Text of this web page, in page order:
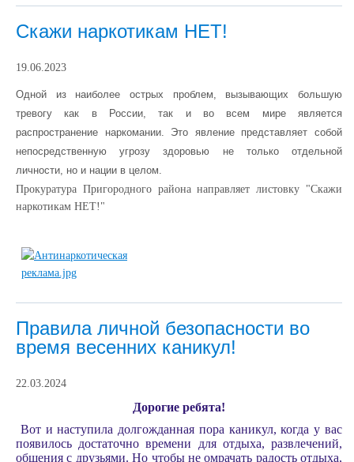
Скажи наркотикам НЕТ!
19.06.2023
Одной из наиболее острых проблем, вызывающих большую
тревогу как в России, так и во всем мире является
распространение наркомании. Это явление представляет собой
непосредственную угрозу здоровью не только отдельной
личности, но и нации в целом.
Прокуратура Пригородного района направляет листовку "Скажи
наркотикам НЕТ!"
Правила личной безопасности во
время весенних каникул!
22.03.2024
Дорогие ребята!
Вот и наступила долгожданная пора каникул, когда у вас
появилось достаточно времени для отдыха, развлечений,
общения с друзьями. Но чтобы не омрачать радость отдыха,